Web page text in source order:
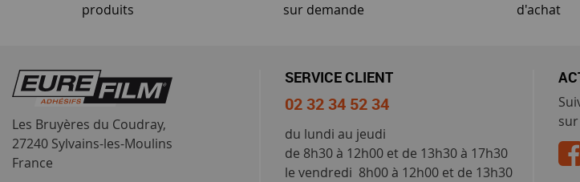
produits
sur demande
d'achat
Les Bruyères du Coudray,
27240 Sylvains-les-Moulins
France
SERVICE CLIENT
02 32 34 52 34
du lundi au jeudi
de 8h30 à 12h00 et de 13h30 à 17h30
le vendredi 8h00 à 12h00 et de 13h30